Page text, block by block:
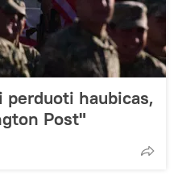
perduoti haubicas,
Post"